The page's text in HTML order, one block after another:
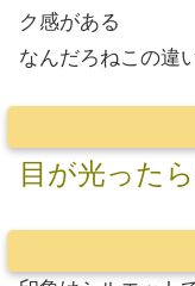
ク感がある
なんだろねこの違
目が光った